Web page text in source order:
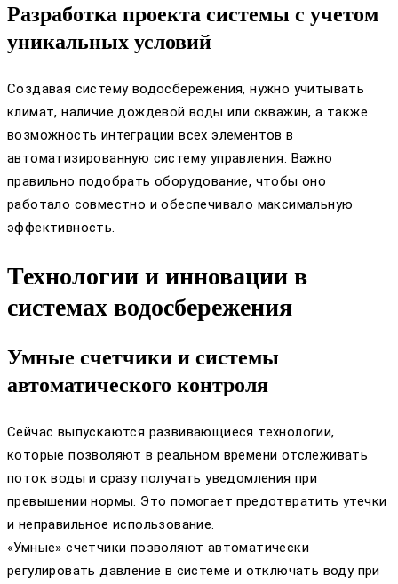
Разработка проекта системы с учетом
уникальных условий
Создавая систему водосбережения, нужно учитывать
климат, наличие дождевой воды или скважин, а также
возможность интеграции всех элементов в
автоматизированную систему управления. Важно
правильно подобрать оборудование, чтобы оно
работало совместно и обеспечивало максимальную
эффективность.
Технологии и инновации в
системах водосбережения
Умные счетчики и системы
автоматического контроля
Сейчас выпускаются развивающиеся технологии,
которые позволяют в реальном времени отслеживать
поток воды и сразу получать уведомления при
превышении нормы. Это помогает предотвратить утечки
и неправильное использование.
«Умные» счетчики позволяют автоматически
регулировать давление в системе и отключать воду при